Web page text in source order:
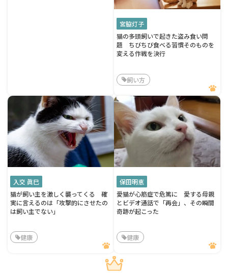
宮脇灯子
猫の多頭飼いで起きた盗み食い問
題 ちびちび食べる習慣そのものを
変える作戦を決行
飼い方
入交 眞巳
猫が飼い主を激しく襲ってくる 確
実に言えるのは「攻撃的にさせたの
は飼い主でない」
健康
保田明恵
愛猫が心筋症で危篤に 愛する母親
とビデオ通話で「再会」、その瞬間
奇跡が起こった
健康